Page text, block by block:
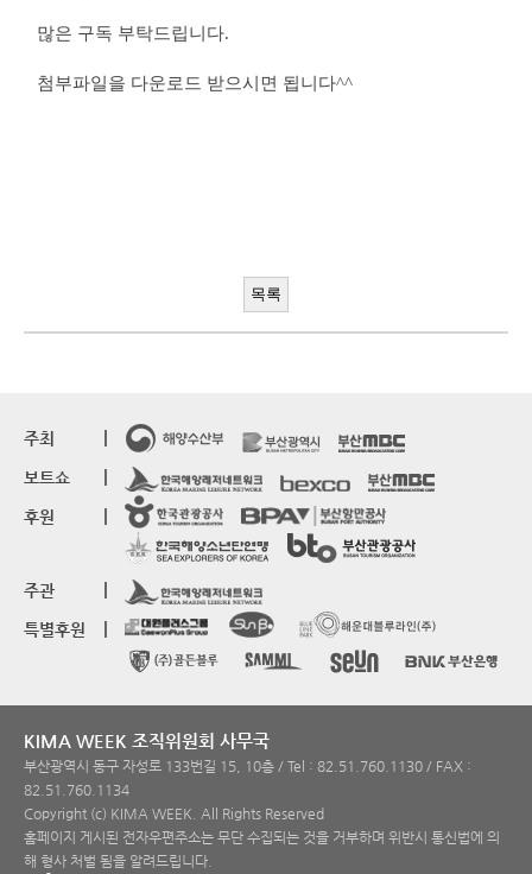
많은 구독 부탁드립니다.
첨부파일을 다운로드 받으시면 됩니다^^
목록
주최
보트쇼
후원
주관
특별후원
KIMA WEEK 조직위원회 사무국
부산광역시 동구 자성로 133번길 15, 10층 / Tel : 82.51.760.1130 / FAX :
82.51.760.1134
Copyright (c) KIMA WEEK. All Rights Reserved
홈페이지 게시된 전자우편주소는 무단 수집되는 것을 거부하며 위반시 통신법에 의
해 형사 처벌 됨을 알려드립니다.